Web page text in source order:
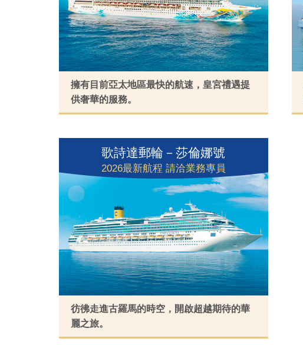
看行程
擁有目前亞太地區最快的航速，皇宮禮遇提
供奢華的服務。
歌詩達郵輪－莎倫娜號
2026最新航程 請洽業務專員
看行程
彷彿走進古羅馬的時空，開啟超越期待的華
麗之旅。